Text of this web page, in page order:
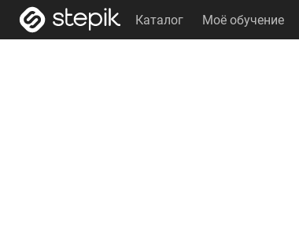
Каталог Моё обучение